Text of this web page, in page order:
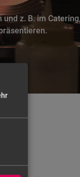
z. B. im Catering,